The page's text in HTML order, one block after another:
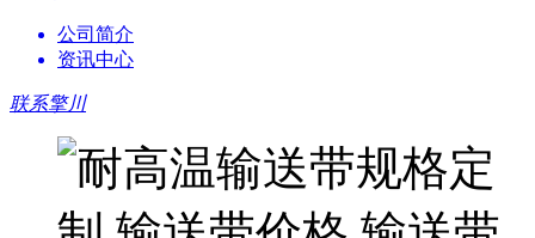
公司简介
资讯中心
联系擎川